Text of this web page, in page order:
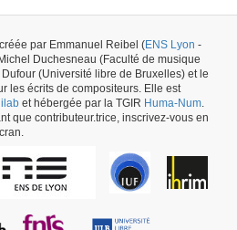
par Emmanuel Reibel (ENS Lyon -
Duchesneau (Faculté de musique
(Université libre de Bruxelles) et le
les écrits de compositeurs. Elle est
et hébergée par la TGIR Huma-Num
que contributeur.trice, inscrivez-vous en